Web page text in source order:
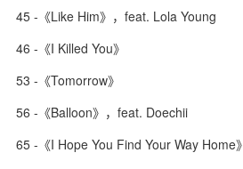
45 -《Like Him》，feat. Lola Young
46 -《I Killed You》
53 -《Tomorrow》
56 -《Balloon》，feat. Doechii
65 -《I Hope You Find Your Way Home》